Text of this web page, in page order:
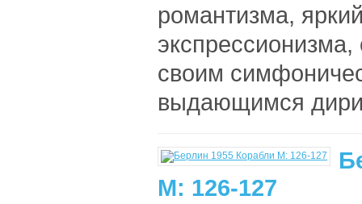
романтизма,
своим
выдающимся
М: 126-127